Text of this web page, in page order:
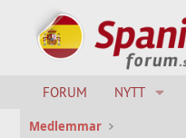
FORUM NYTT
Medlemmar